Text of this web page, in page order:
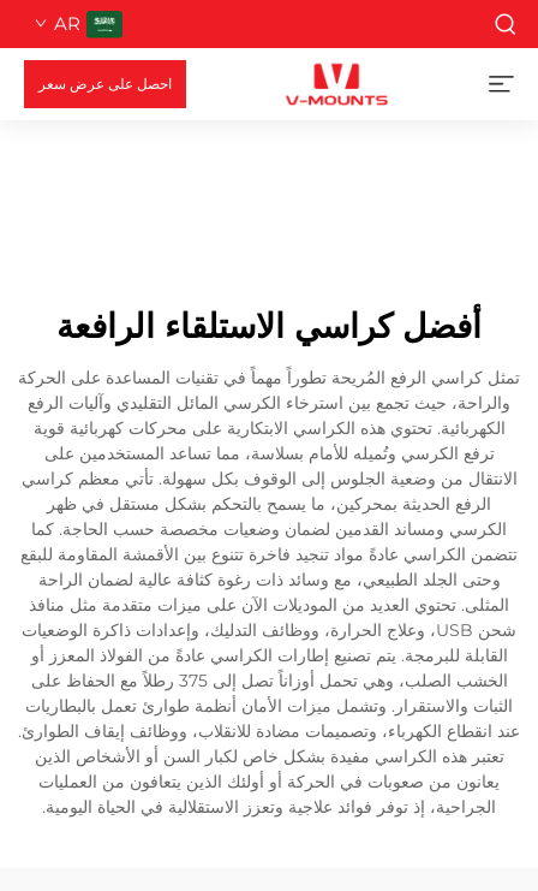
AR
احصل على عرض سعر
أفضل كراسي الاستلقاء الرافعة
تمثل كراسي الرفع المُريحة تطوراً مهماً في تقنيات المساعدة على الحركة
والراحة، حيث تجمع بين استرخاء الكرسي المائل التقليدي وآليات الرفع
الكهربائية. تحتوي هذه الكراسي الابتكارية على محركات كهربائية قوية
ترفع الكرسي وتُميله للأمام بسلاسة، مما تساعد المستخدمين على
الانتقال من وضعية الجلوس إلى الوقوف بكل سهولة. تأتي معظم كراسي
الرفع الحديثة بمحركين، ما يسمح بالتحكم بشكل مستقل في ظهر
الكرسي ومساند القدمين لضمان وضعيات مخصصة حسب الحاجة. كما
تتضمن الكراسي عادةً مواد تنجيد فاخرة تتنوع بين الأقمشة المقاومة للبقع
وحتى الجلد الطبيعي، مع وسائد ذات رغوة كثافة عالية لضمان الراحة
المثلى. تحتوي العديد من الموديلات الآن على ميزات متقدمة مثل منافذ
شحن USB، وعلاج الحرارة، ووظائف التدليك، وإعدادات ذاكرة الوضعيات
القابلة للبرمجة. يتم تصنيع إطارات الكراسي عادةً من الفولاذ المعزز أو
الخشب الصلب، وهي تحمل أوزاناً تصل إلى 375 رطلاً مع الحفاظ على
الثبات والاستقرار. وتشمل ميزات الأمان أنظمة طوارئ تعمل بالبطاريات
عند انقطاع الكهرباء، وتصميمات مضادة للانقلاب، ووظائف إيقاف الطوارئ.
تعتبر هذه الكراسي مفيدة بشكل خاص لكبار السن أو الأشخاص الذين
يعانون من صعوبات في الحركة أو أولئك الذين يتعافون من العمليات
الجراحية، إذ توفر فوائد علاجية وتعزز الاستقلالية في الحياة اليومية.